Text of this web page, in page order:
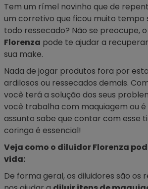
Tem um rímel novinho que de
um corretivo que ficou muito tempo
todo ressecado? Não se preocupe, o
Florenza pode te ajudar a
sua make.
Nada de jogar produtos fora por
ardilosos ou ressecados demais.
você terá a solução dos seus
você trabalha com maquiagem ou
assunto sabe que contar com esse
coringa é essencial!
Veja como o diluidor Florenza
vida:
De forma geral, os diluidores são os